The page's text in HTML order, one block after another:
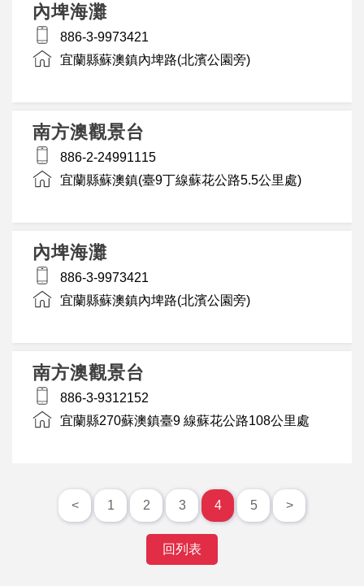
內埤海灘
886-3-9973421
宜蘭縣蘇澳鎮內埤路(北濱公園旁)
南方澳觀景台
886-2-24991115
宜蘭縣蘇澳鎮(臺9丁線蘇花公路5.5公里處)
內埤海灘
886-3-9973421
宜蘭縣蘇澳鎮內埤路(北濱公園旁)
南方澳觀景台
886-3-9312152
宜蘭縣270蘇澳鎮臺9 線蘇花公路108公里處
< 1 2 3 4 5 >
回列表